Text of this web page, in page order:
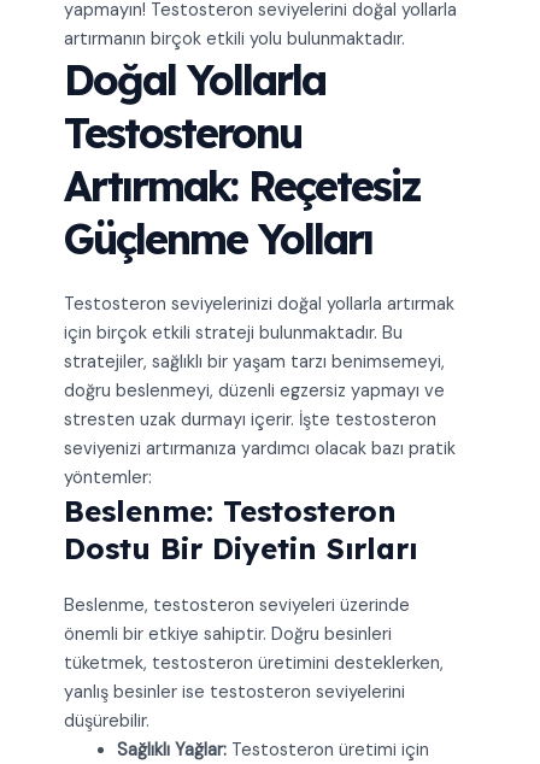
yapmayın! Testosteron seviyelerini doğal yollarla
artırmanın birçok etkili yolu bulunmaktadır.
Doğal Yollarla
Testosteronu
Artırmak: Reçetesiz
Güçlenme Yolları
Testosteron seviyelerinizi doğal yollarla artırmak
için birçok etkili strateji bulunmaktadır. Bu
stratejiler, sağlıklı bir yaşam tarzı benimsemeyi,
doğru beslenmeyi, düzenli egzersiz yapmayı ve
stresten uzak durmayı içerir. İşte testosteron
seviyenizi artırmanıza yardımcı olacak bazı pratik
yöntemler:
Beslenme: Testosteron
Dostu Bir Diyetin Sırları
Beslenme, testosteron seviyeleri üzerinde
önemli bir etkiye sahiptir. Doğru besinleri
tüketmek, testosteron üretimini desteklerken,
yanlış besinler ise testosteron seviyelerini
düşürebilir.
Sağlıklı Yağlar:Testosteron üretimi için